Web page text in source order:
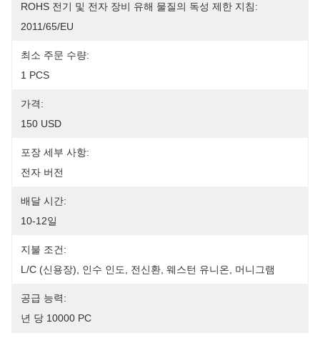
ROHS 전기 및 전자 장비 유해 물질의 독성 제한 지침:
2011/65/EU
최소 주문 수량:
1 PCS
가격:
150 USD
포장 세부 사항:
전자 버전
배달 시간:
10-12일
지불 조건:
L/C (신용장), 인수 인도, 전신환, 웨스턴 유니온, 머니그램
공급 능력:
년 당 10000 PC